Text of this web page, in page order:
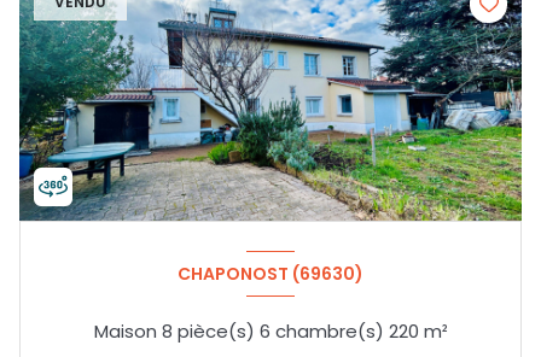
CHAPONOST (69630)
Maison 8 pièce(s) 6 chambre(s) 220 m²